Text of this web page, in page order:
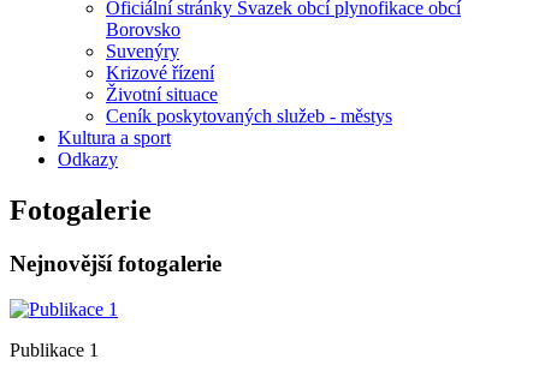
Oficiální stránky Svazek obcí plynofikace obcí
Borovsko
Suvenýry
Krizové řízení
Životní situace
Ceník poskytovaných služeb - městys
Kultura a sport
Odkazy
Fotogalerie
Nejnovější fotogalerie
Publikace 1